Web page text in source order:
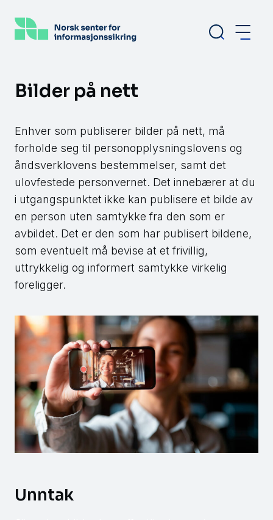
hovedinnhold
Bilder på nett
Enhver som publiserer bilder på nett, må
forholde seg til personopplysningslovens og
åndsverklovens bestemmelser, samt det
ulovfestede personvernet. Det innebærer at du
i utgangspunktet ikke kan publisere et bilde av
en person uten samtykke fra den som er
avbildet. Det er den som har publisert bildene,
som eventuelt må bevise at et frivillig,
uttrykkelig og informert samtykke virkelig
foreligger.
Unntak